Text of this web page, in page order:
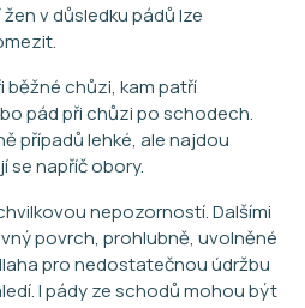
v důsledku pádů lze
chůzi, kam patří
pád při chůzi po schodech.
případů lehké, ale najdou
se napříč obory.
nepozorností. Dalšími
povrch, prohlubně, uvolněné
pro nedostatečnou údržbu
I pády ze schodů mohou být